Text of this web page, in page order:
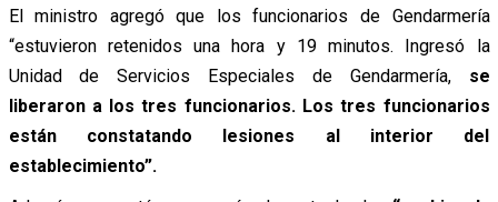
El ministro agregó que los funcionarios de Gendarmería
“estuvieron retenidos una hora y 19 minutos. Ingresó la
Unidad de Servicios Especiales de Gendarmería, se
liberaron a los tres funcionarios. Los tres funcionarios
están constatando lesiones al interior del
establecimiento”.